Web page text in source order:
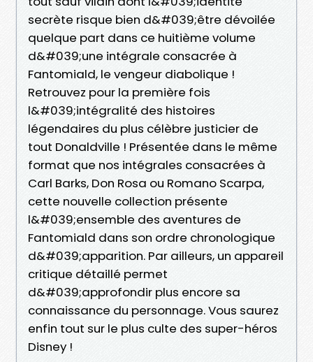
secrète risque bien d&#039;être dévoilée
quelque part dans ce huitième volume
d&#039;une intégrale consacrée à
Fantomiald, le vengeur diabolique !
Retrouvez pour la première fois
l&#039;intégralité des histoires
légendaires du plus célèbre justicier de
tout Donaldville ! Présentée dans le même
format que nos intégrales consacrées à
Carl Barks, Don Rosa ou Romano Scarpa,
cette nouvelle collection présente
l&#039;ensemble des aventures de
Fantomiald dans son ordre chronologique
d&#039;apparition. Par ailleurs, un appareil
critique détaillé permet
d&#039;approfondir plus encore sa
connaissance du personnage. Vous saurez
enfin tout sur le plus culte des super-héros
Disney !